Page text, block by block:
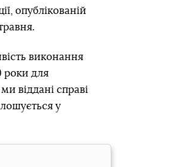
опублікованій
виконання
роки для
віддані справі
у